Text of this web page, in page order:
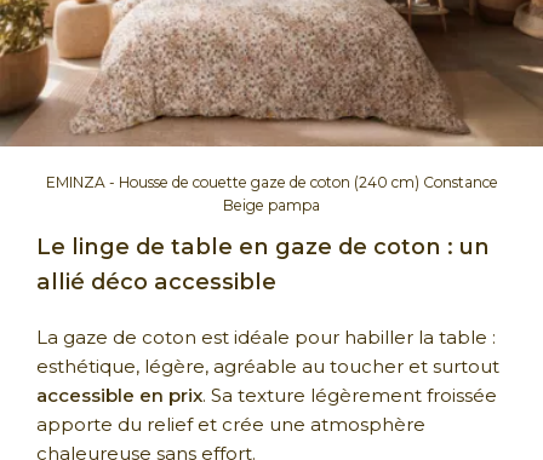
EMINZA - Housse de couette gaze de coton (240 cm) Constance
Beige pampa
Le linge de table en gaze de coton : un
allié déco accessible
La gaze de coton est idéale pour habiller la table :
esthétique, légère, agréable au toucher et surtout
accessible en prix. Sa texture légèrement froissée
apporte du relief et crée une atmosphère
chaleureuse sans effort.